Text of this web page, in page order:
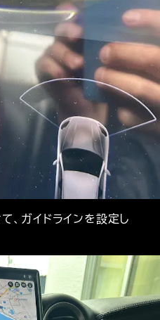
、ガイドラインを設定し